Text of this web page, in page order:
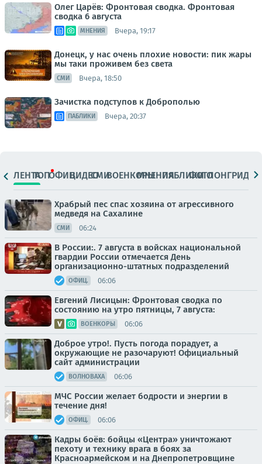
Олег Царёв: Фронтовая сводка. Фронтовая
сводка 6 августа
МНЕНИЯ Вчера, 19:17
Донецк, у нас очень плохие новости: пик жары
мы таки проживем без света
СМИ Вчера, 18:50
Зачистка подступов к Доброполью
ПАБЛИКИ Вчера, 20:37
ЛЕНТАТОПОФИЦ.ВИДЕОСМИВОЕНКОРЫМНЕНИЯПАБЛИКИ
ФОТОЛОНГРИДЫ
Храбрый пес спас хозяина от агрессивного
медведя на Сахалине
СМИ 06:24
В России:. 7 августа в войсках национальной
гвардии России отмечается День
организационно-штатных подразделений
ОФИЦ. 06:06
Евгений Лисицын: Фронтовая сводка по
состоянию на утро пятницы, 7 августа:
ВОЕНКОРЫ 06:06
Доброе утро!. Пусть погода порадует, а
окружающие не разочаруют! Официальный
сайт администрации
ВОЛНОВАХА 06:06
МЧС России желает бодрости и энергии в
течение дня!
ОФИЦ. 06:06
Кадры боёв: бойцы «Центра» уничтожают
пехоту и технику врага в боях за
Красноармейском и на Днепропетровщине